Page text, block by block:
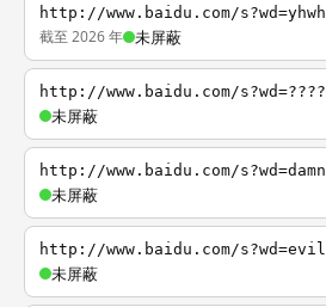
http://www.baidu.com/s?wd=yhwh
截至 2026 年 未屏蔽
http://www.baidu.com/s?wd=????
未屏蔽
http://www.baidu.com/s?wd=damn
未屏蔽
http://www.baidu.com/s?wd=evil
未屏蔽